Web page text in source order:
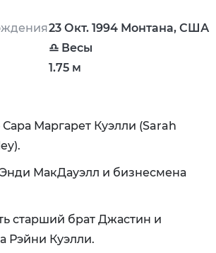
23 Окт. 1994 Монтана, США
♎ Весы
1.75 м
Маргарет Куэлли (Sarah
Энди МакДауэлл и бизнесмена
старший брат Джастин и
Рэйни Куэлли.